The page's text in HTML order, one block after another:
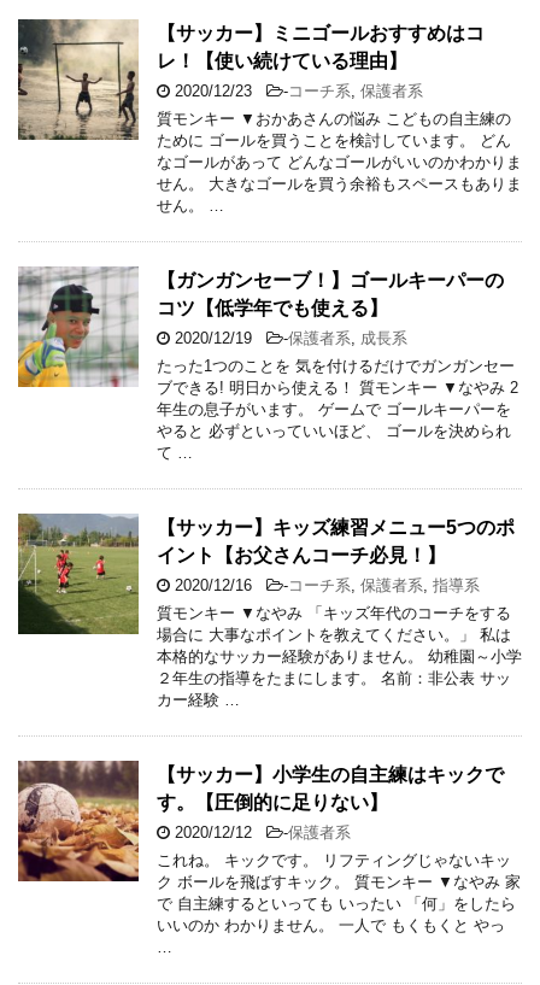
【サッカー】ミニゴールおすすめはコ
レ！【使い続けている理由】
2020/12/23 -コーチ系 保護者系
質モンキー ▼おかあさんの悩み こどもの自主練の
ために ゴールを買うことを検討しています。 どん
なゴールがあって どんなゴールがいいのかわかりま
せん。 大きなゴールを買う余裕もスペースもありま
せん。 …
【ガンガンセーブ！】ゴールキーパーの
コツ【低学年でも使える】
2020/12/19 -保護者系
成長系
たった1つのことを 気を付けるだけでガンガンセー
ブできる! 明日から使える！ 質モンキー ▼なやみ 2
年生の息子がいます。 ゲームで ゴールキーパーを
やると 必ずといっていいほど、 ゴールを決められ
て …
【サッカー】キッズ練習メニュー5つのポ
イント【お父さんコーチ必見！】
2020/12/16 -コーチ系 保護者系 指導系
質モンキー ▼なやみ 「キッズ年代のコーチをする
場合に 大事なポイントを教えてください。」 私は
本格的なサッカー経験がありません。 幼稚園～小学
２年生の指導をたまにします。 名前：非公表 サッ
カー経験 …
【サッカー】小学生の自主練はキックで
す。【圧倒的に足りない】
2020/12/12 -保護者系
これね。 キックです。 リフティングじゃないキッ
ク ボールを飛ばすキック。 質モンキー ▼なやみ 家
で 自主練するといっても いったい 「何」をしたら
いいのか わかりません。 一人で もくもくと やっ